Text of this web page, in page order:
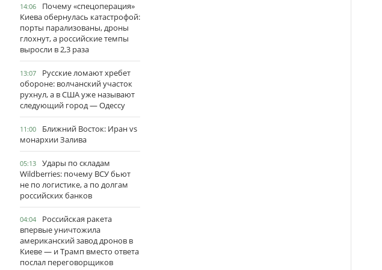
14:06
Почему «спецоперация»
Киева обернулась катастрофой:
порты парализованы, дроны
глохнут, а российские темпы
выросли в 2,3 раза
13:07
Русские ломают хребет
обороне: волчанский участок
рухнул, а в США уже называют
следующий город — Одессу
11:00
Ближний Восток: Иран vs
монархии Залива
05:13
Удары по складам
Wildberries: почему ВСУ бьют
не по логистике, а по долгам
российских банков
04:04
Российская ракета
впервые уничтожила
американский завод дронов в
Киеве — и Трамп вместо ответа
послал переговорщиков